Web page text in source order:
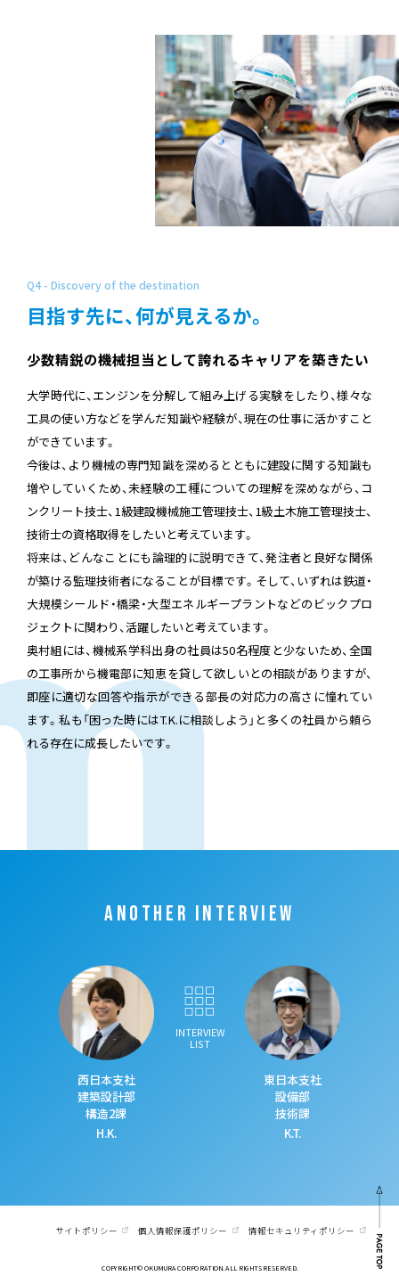
Q4 - Discovery of the destination
目指す先に、何が見えるか。
少数精鋭の機械担当として誇れるキャリアを築きたい
大学時代に、エンジンを分解して組み上げる実験をしたり、様々な
工具の使い方などを学んだ知識や経験が、現在の仕事に活かすこと
ができています。
今後は、より機械の専門知識を深めるとともに建設に関する知識も
増やしていくため、未経験の工種についての理解を深めながら、コ
ンクリート技士、1級建設機械施工管理技士、1級土木施工管理技士、
技術士の資格取得をしたいと考えています。
将来は、どんなことにも論理的に説明できて、発注者と良好な関係
が築ける監理技術者になることが目標です。そして、いずれは鉄道・
大規模シールド・橋梁・大型エネルギープラントなどのビックプロ
ジェクトに関わり、活躍したいと考えています。
奥村組には、機械系学科出身の社員は50名程度と少ないため、全国
の工事所から機電部に知恵を貸して欲しいとの相談がありますが、
即座に適切な回答や指示ができる部長の対応力の高さに憧れてい
ます。私も「困った時にはT.K.に相談しよう」と多くの社員から頼ら
れる存在に成長したいです。
ANOTHER INTERVIEW
西日本支社
建築設計部
構造2課
H.K.
INTERVIEW
LIST
東日本支社
設備部
技術課
K.T.
サイトポリシー 個人情報保護ポリシー 情報セキュリティポリシー
COPYRIGHT© OKUMURA CORPORATION. ALL RIGHTS RESERVED.